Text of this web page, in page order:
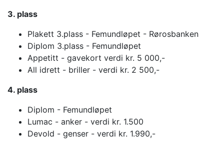
3. plass
Plakett 3.plass - Femundløpet - Rørosbanken
Diplom 3.plass - Femundløpet
Appetitt - gavekort verdi kr. 5 000,-
All idrett - briller - verdi kr. 2 500,-
4. plass
Diplom - Femundløpet
Lumac - anker - verdi kr. 1.500
Devold - genser - verdi kr. 1.990,-